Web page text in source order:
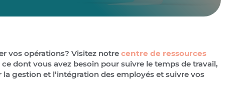
vos opérations? Visitez notre centre de ressources
dont vous avez besoin pour suivre le temps de travail,
gestion et l’intégration des employés et suivre vos